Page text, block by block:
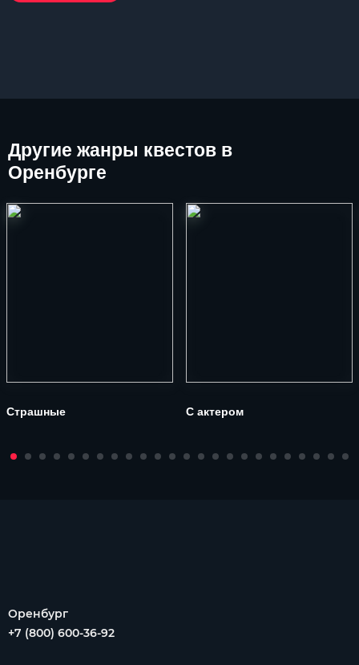
Другие жанры квестов в
Оренбурге
Страшные С актером
Оренбург
+7 (800) 600-36-92